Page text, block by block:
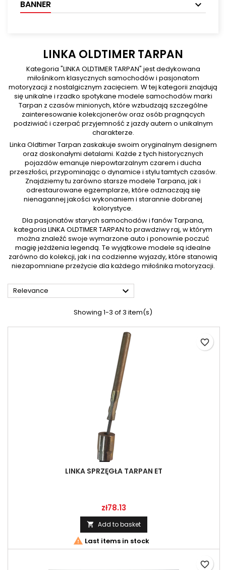
BANNER
LINKA OLDTIMER TARPAN
Kategoria "LINKA OLDTIMER TARPAN" jest dedykowana
miłośnikom klasycznych samochodów i pasjonatom
motoryzacji z nostalgicznym zacięciem. W tej kategorii znajdują
się unikalne i rzadko spotykane modele samochodów marki
Tarpan z czasów minionych, które wzbudzają szczególne
zainteresowanie kolekcjonerów oraz osób pragnących
podziwiać i czerpać przyjemność z jazdy autem o unikalnym
charakterze.
Linka Oldtimer Tarpan zaskakuje swoim oryginalnym designem
oraz doskonałymi detalami. Każde z tych historycznych
pojazdów emanuje niepowtarzalnym czarem i ducha
przeszłości, przypominając o dynamice i stylu tamtych czasów.
Znajdziemy tu zarówno starsze modele Tarpana, jak i
odrestaurowane egzemplarze, które odznaczają się
nienagannej jakości wykonaniem i starannie dobranej
kolorystyce.
Dla pasjonatów starych samochodów i fanów Tarpana,
kategoria LINKA OLDTIMER TARPAN to prawdziwy raj, w którym
można znaleźć swoje wymarzone auto i ponownie poczuć
magię jeżdżenia legendą. Te wyjątkowe modele są idealne
zarówno do kolekcji, jak i na codzienne wyjazdy, które stanowią
niezapomniane przeżycie dla każdego miłośnika motoryzacji.
Relevance 
Showing 1-3 of 3 item(s)
LINKA SPRZĘGŁA TARPAN ET
Price
zł78.13
 Add to basket
 Last items in stock
favorite_border
favorite_border